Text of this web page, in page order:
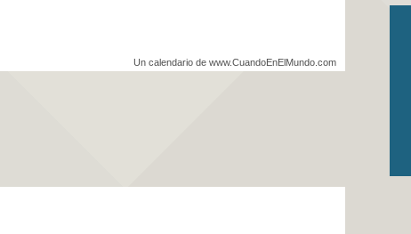
Un calendario de www.CuandoEnElMundo.com